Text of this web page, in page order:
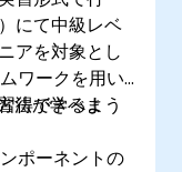
にて中級レベ
アを対象とし
ワークを用い
法が学べま
得できるよう
ポーネントの